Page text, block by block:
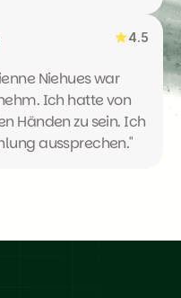
4.5
Niehues war
Ich hatte von
Händen zu sein. Ich
aussprechen."